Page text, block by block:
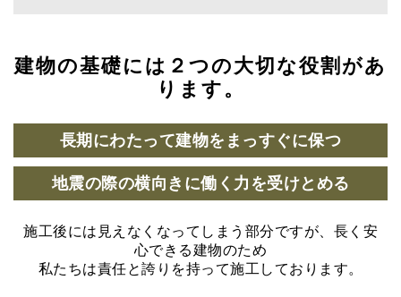
建物の基礎には２つの大切な役割があ
ります。
長期にわたって建物をまっすぐに保つ
地震の際の横向きに働く力を受けとめる
施工後には見えなくなってしまう部分ですが、長く安
心できる建物のため
私たちは責任と誇りを持って施工しております。